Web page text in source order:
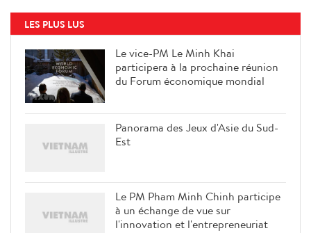
LES PLUS LUS
Le vice-PM Le Minh Khai
participera à la prochaine réunion
du Forum économique mondial
Panorama des Jeux d'Asie du Sud-
Est
Le PM Pham Minh Chinh participe
à un échange de vue sur
l'innovation et l'entrepreneuriat